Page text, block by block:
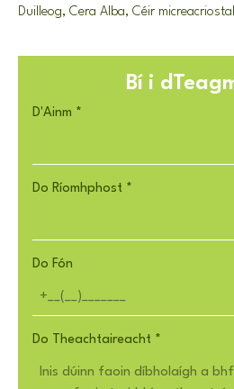
Duilleog, Cera Alba, Céir
Bí i
D'Ainm *
Do Ríomhphost *
Do Fón
Do Theachtaireacht *